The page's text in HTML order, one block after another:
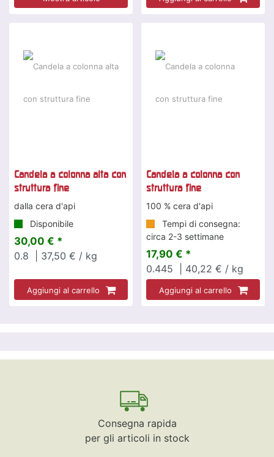
Candela a colonna alta con
struttura fine
dalla cera d'api
Disponibile
30,00 € *
0.8
| 37,50 € / kg
Aggiungi al carrello
Candela a colonna con
struttura fine
100 % cera d'api
Tempi di consegna:
circa 2-3 settimane
17,90 € *
0.445
| 40,22 € / kg
Aggiungi al carrello
Consegna rapida
per gli articoli in stock